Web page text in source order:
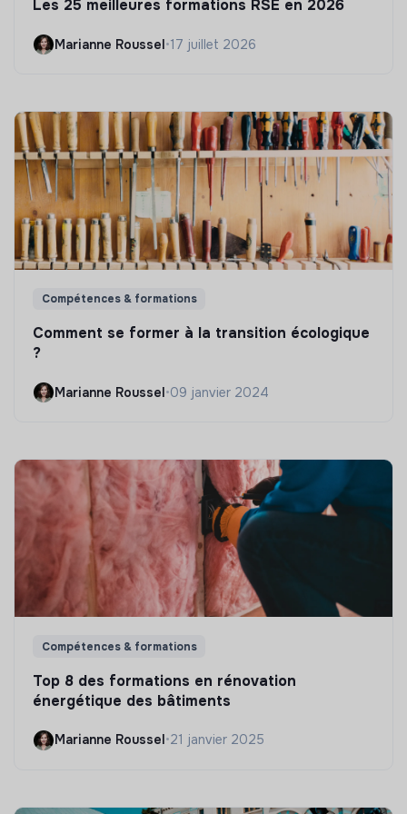
Les 25 meilleures formations RSE en 2026
Marianne Roussel•17 juillet 2026
Compétences & formations
Comment se former à la transition écologique
?
Marianne Roussel•09 janvier 2024
Compétences & formations
Top 8 des formations en rénovation
énergétique des bâtiments
Marianne Roussel•21 janvier 2025